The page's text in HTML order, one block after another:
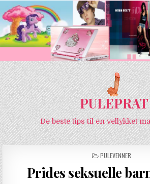
PULEPRAT
De beste tips til en vellykket
POSTED IN
PULEVENNER
Prides seksuelle